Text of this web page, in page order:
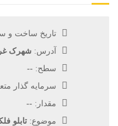
تاریخ ساخت و
آدرس: شهرک
سطح: --
سرمایه گذار
مقدار: --
موضوع: تابلو